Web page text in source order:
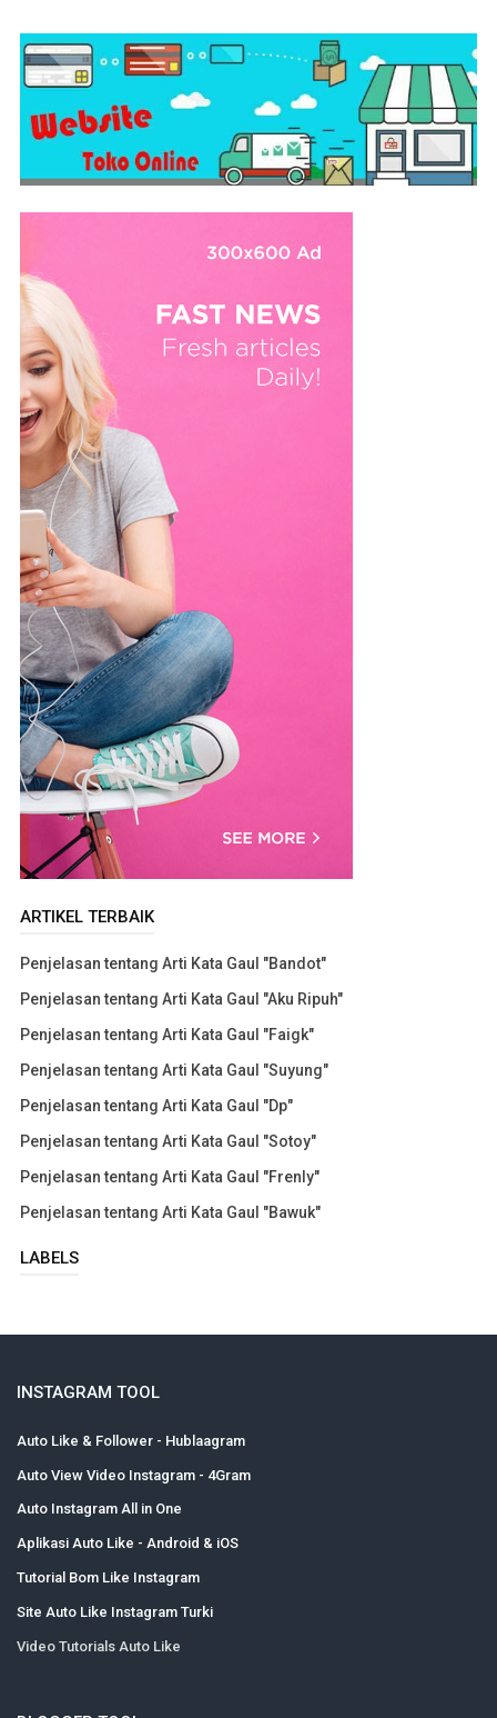
ARTIKEL TERBAIK
Penjelasan tentang Arti Kata Gaul "Bandot"
Penjelasan tentang Arti Kata Gaul "Aku Ripuh"
Penjelasan tentang Arti Kata Gaul "Faigk"
Penjelasan tentang Arti Kata Gaul "Suyung"
Penjelasan tentang Arti Kata Gaul "Dp"
Penjelasan tentang Arti Kata Gaul "Sotoy"
Penjelasan tentang Arti Kata Gaul "Frenly"
Penjelasan tentang Arti Kata Gaul "Bawuk"
LABELS
INSTAGRAM TOOL
Auto Like & Follower - Hublaagram
Auto View Video Instagram - 4Gram
Auto Instagram All in One
Aplikasi Auto Like - Android & iOS
Tutorial Bom Like Instagram
Site Auto Like Instagram Turki
Video Tutorials Auto Like